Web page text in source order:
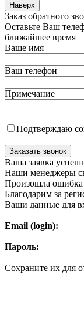
Наверх
Заказ обратного
Оставьте Ваш
ближайшее время
Ваше имя
Ваш телефон
Примечание
Подтверждаю
Заказать звонок
Ваша заявка
Наши менеджеры
Произошла ошибка
Благодарим за
Ваши данные для
Email (login):
Пароль:
Сохраните их для